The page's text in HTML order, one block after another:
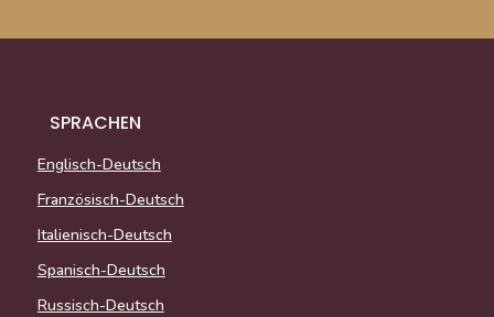
SPRACHEN
Englisch-Deutsch
Französisch-Deutsch
Italienisch-Deutsch
Spanisch-Deutsch
Russisch-Deutsch